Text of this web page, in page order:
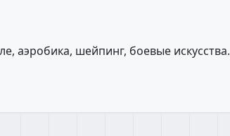
аэробика, шейпинг, боевые искусства.